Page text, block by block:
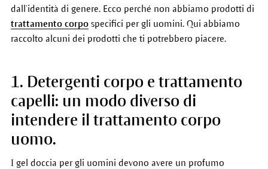
dall’identità di genere. Ecco perché non abbiamo prodotti di
trattamento corpospecifici per gli uomini. Qui abbiamo
raccolto alcuni dei prodotti che ti potrebbero piacere.
1. Detergenti corpo e trattamento
capelli: un modo diverso di
intendere il trattamento corpo
uomo.
I gel doccia per gli uomini devono avere un profumo